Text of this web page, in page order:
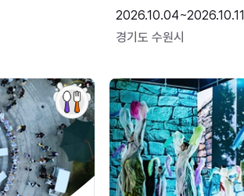
2026.10.04~2026.10.11
경기도 수원시